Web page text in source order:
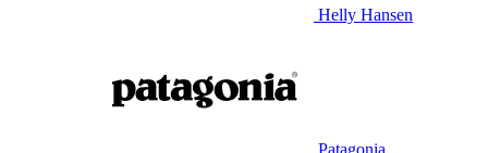
Helly Hansen
Patagonia